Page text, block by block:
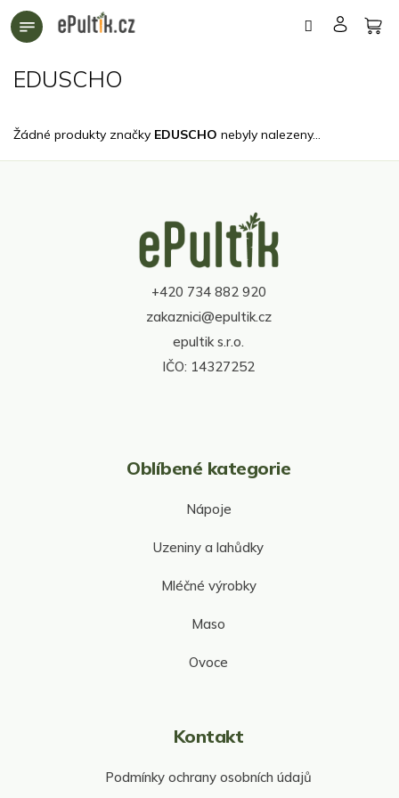
Přejít
na
EDUSCHO
Žádné produkty značky EDUSCHO nebyly nalezeny...
+420 734 882 920
zakaznici@epultik.cz
epultik s.r.o.
IČO: 14327252
Oblíbené kategorie
Nápoje
Uzeniny a lahůdky
Mléčné výrobky
Maso
Ovoce
Kontakt
Podmínky ochrany osobních údajů